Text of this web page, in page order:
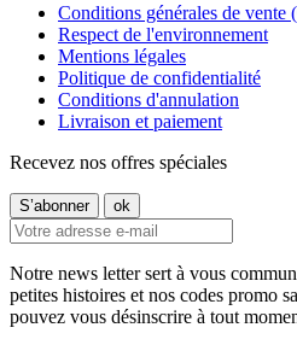
Conditions générales de vente
Respect de l'environnement
Mentions légales
Politique de confidentialité
Conditions d'annulation
Livraison et paiement
Recevez nos offres spéciales
Notre news letter sert à vous
petites histoires et nos codes promo
pouvez vous désinscrire à tout